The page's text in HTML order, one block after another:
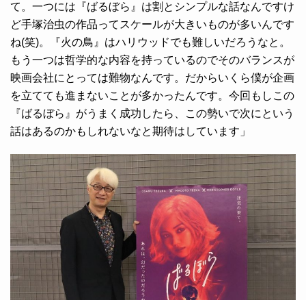
て。一つには『ばるぼら』は割とシンプルな話なんですけ
ど手塚治虫の作品ってスケールが大きいものが多いんです
ね(笑)。『火の鳥』はハリウッドでも難しいだろうなと。
もう一つは哲学的な内容を持っているのでそのバランスが
映画会社にとっては難物なんです。だからいくら僕が企画
を立てても進まないことが多かったんです。今回もしこの
『ばるぼら』がうまく成功したら、この勢いで次にという
話はあるのかもしれないなと期待はしています」